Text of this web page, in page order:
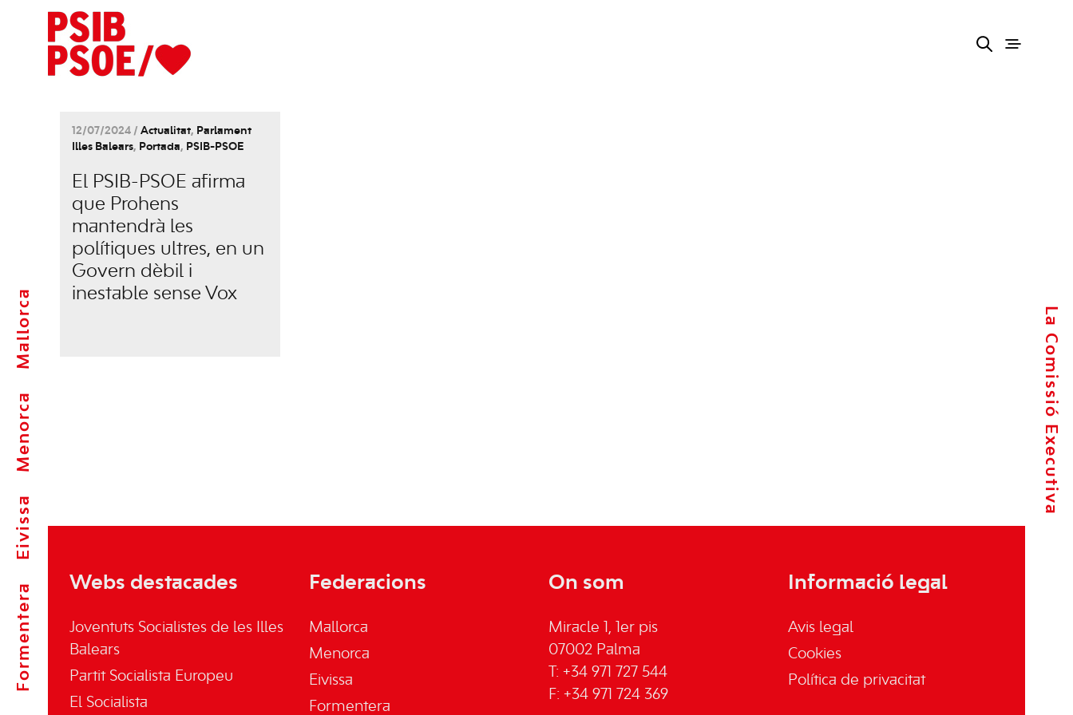
Formentera
Eivissa
Menorca
Mallorca La Comissió Executiva
12/07/2024 / Actualitat, Parlament
Illes Balears, Portada, PSIB-PSOE
El PSIB-PSOE afirma
que Prohens
mantendrà les
polítiques ultres, en un
Govern dèbil i
inestable sense Vox
Webs destacades
Joventuts Socialistes de les Illes
Balears
Partit Socialista Europeu
El Socialista
Federacions
Mallorca
Menorca
Eivissa
Formentera
On som
Miracle 1, 1er pis
07002 Palma
T: +34 971 727 544
F: +34 971 724 369
Informació legal
Avis legal
Cookies
Política de privacitat